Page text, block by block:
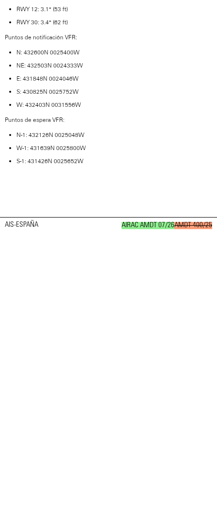
RWY 12: 3.1° (53 ft)
RWY 30: 3.4° (62 ft)
Puntos de notificación VFR:
N: 432600N 0025400W
NE: 432503N 0024333W
E: 431848N 0024046W
S: 430825N 0025752W
W: 432403N 0031556W
Puntos de espera VFR:
N-1: 432126N 0025048W
W-1: 431639N 0025800W
S-1: 431426N 0025652W
AIS-ESPAÑA AIRAC AMDT 07/26AMDT 400/25